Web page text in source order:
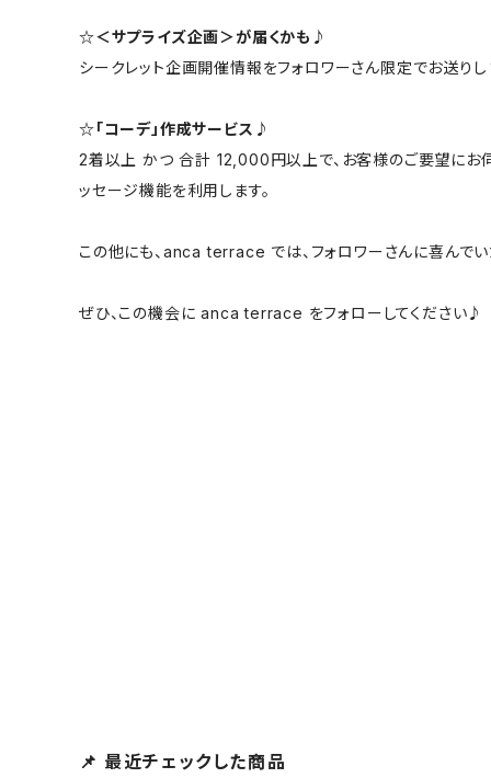
☆＜サプライズ企画＞が届くかも♪
シークレット企画開催情報をフォロワーさん限定でお送り
☆「コーデ」作成サービス♪
2着以上 かつ 合計 12,000円以上で、お客様のご要望にお
ッセージ機能を利用します。
この他にも、anca terrace では、フォロワーさんに喜んで
ぜひ、この機会に anca terrace をフォローしてください♪
📌 最近チェックした商品